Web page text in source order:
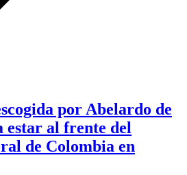
por Abelardo de
al frente del
de Colombia en